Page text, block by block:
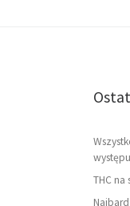
THC